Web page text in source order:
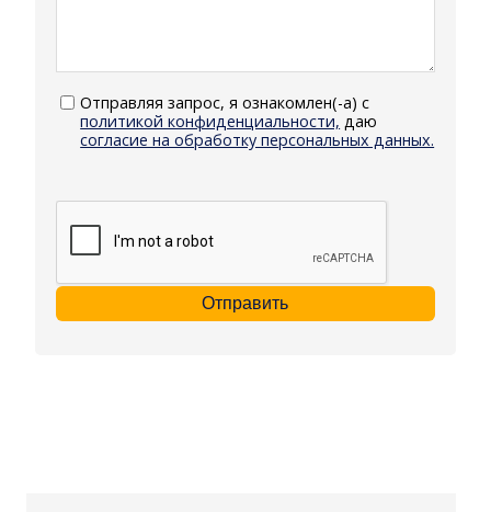
Отправляя запрос, я ознакомлен(-а) с
политикой конфиденциальности, даю
согласие на обработку персональных данных.
Отправить